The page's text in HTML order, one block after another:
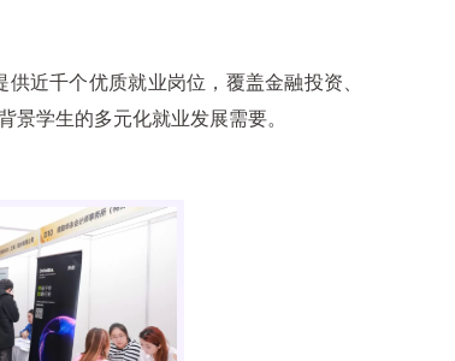
近千个优质就业岗位，覆盖金融投资、
学生的多元化就业发展需要。